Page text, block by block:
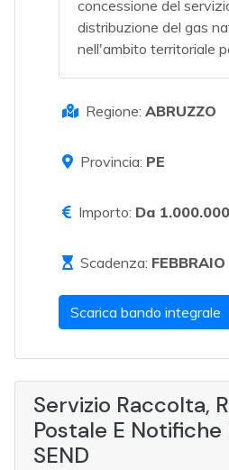
concessione del
distribuzione del gas
nell'ambito territoriale
Regione: ABRUZZO
Provincia: PE
Importo: Da
Scadenza:
Scarica bando integrale
Servizio Raccolta,
Postale E
SEND